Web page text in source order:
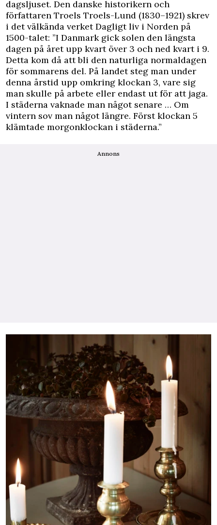
dagsljuset. Den danske historikern och
författaren Troels Troels-Lund (1830–1921) skrev
i det välkända verket Dagligt liv i Norden på
1500-talet: ”I Danmark gick solen den längsta
dagen på året upp kvart över 3 och ned kvart i 9.
Detta kom då att bli den naturliga normaldagen
för sommarens del. På landet steg man under
denna årstid upp omkring klockan 3, vare sig
man skulle på arbete eller endast ut för att jaga.
I städerna vaknade man något senare … Om
vintern sov man något längre. Först klockan 5
klämtade morgonklockan i städerna.”
Annons